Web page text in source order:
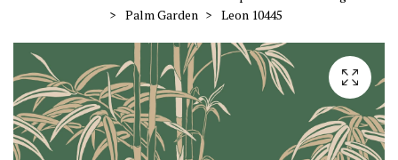
Palm Garden
Leon 10445